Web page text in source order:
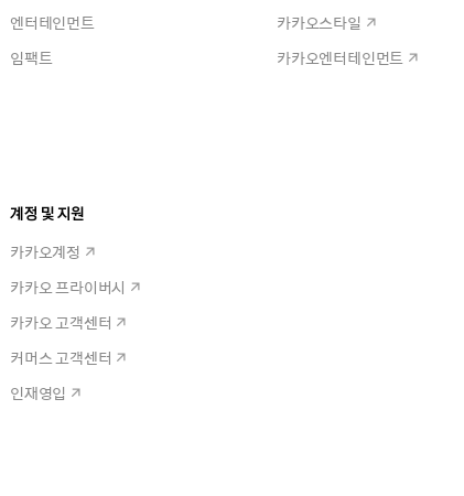
엔터테인먼트
임팩트
카카오스타일
카카오엔터테인먼트
계정 및 지원
카카오계정
카카오 프라이버시
카카오 고객센터
커머스 고객센터
인재영입